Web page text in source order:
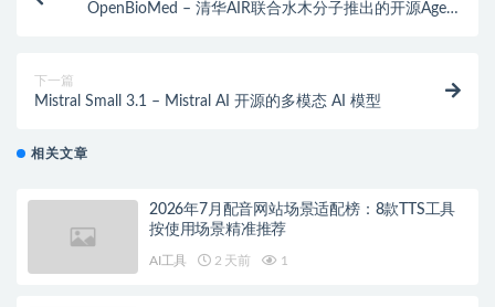
OpenBioMed – 清华AIR联合水木分子推出的开源Agent
下一篇
Mistral Small 3.1 – Mistral AI 开源的多模态 AI 模型
相关文章
2026年7月配音网站场景适配榜：8款TTS工具
按使用场景精准推荐
AI工具 2 天前 1